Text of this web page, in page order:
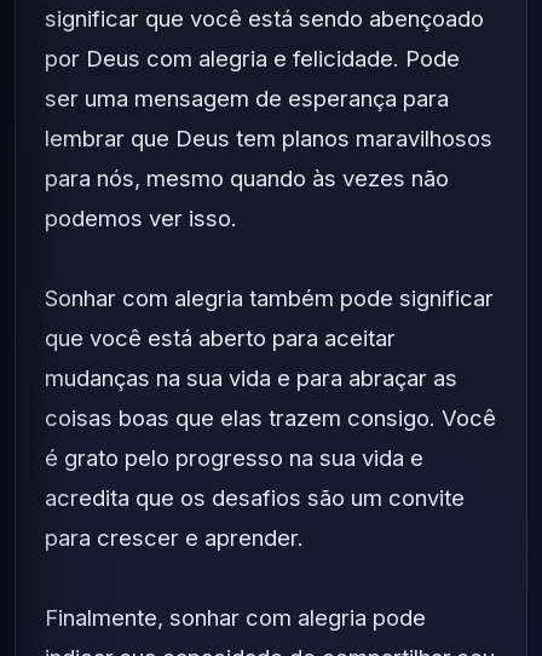
significar que você está sendo abençoado
por Deus com alegria e felicidade. Pode
ser uma mensagem de esperança para
lembrar que Deus tem planos maravilhosos
para nós, mesmo quando às vezes não
podemos ver isso.
Sonhar com alegria também pode significar
que você está aberto para aceitar
mudanças na sua vida e para abraçar as
coisas boas que elas trazem consigo. Você
é grato pelo progresso na sua vida e
acredita que os desafios são um convite
para crescer e aprender.
Finalmente, sonhar com alegria pode